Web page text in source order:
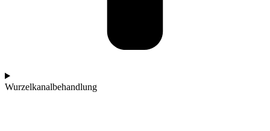
Wurzelkanalbehandlung